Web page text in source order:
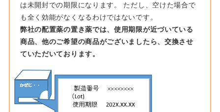
は未開封での期限になります。 ただし、空けた場合で
も全く効能がなくなるわけではないです。
弊社の配置薬の置き薬では、使用期限が近づいている
商品、他のご希望の商品がございましたら、交換させ
ていただいております。